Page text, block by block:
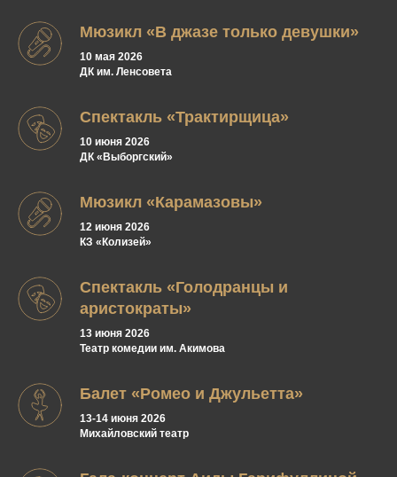
Мюзикл «В джазе только девушки»
10 мая 2026
ДК им. Ленсовета
Спектакль «Трактирщица»
10 июня 2026
ДК «Выборгский»
Мюзикл «Карамазовы»
12 июня 2026
КЗ «Колизей»
Спектакль «Голодранцы и
аристократы»
13 июня 2026
Театр комедии им. Акимова
Балет «Ромео и Джульетта»
13-14 июня 2026
Михайловский театр